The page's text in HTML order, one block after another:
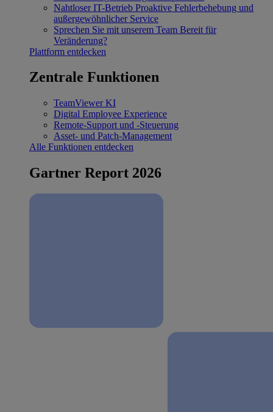
Nahtloser IT-Betrieb Proaktive Fehlerbehebung und
außergewöhnlicher Service
Sprechen Sie mit unserem Team Bereit für
Veränderung?
Plattform entdecken
Zentrale Funktionen
TeamViewer KI
Digital Employee Experience
Remote-Support und -Steuerung
Asset- und Patch-Management
Alle Funktionen entdecken
Gartner Report 2026